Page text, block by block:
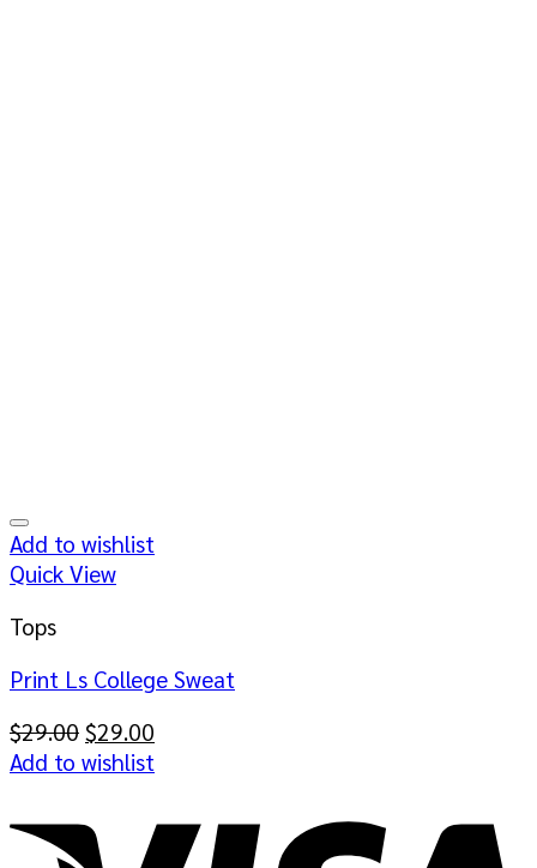
Add to wishlist
Quick View
Tops
Print Ls College Sweat
$29.00 Original
price
$29.00.
$29.00
$29.00.
Add to wishlist